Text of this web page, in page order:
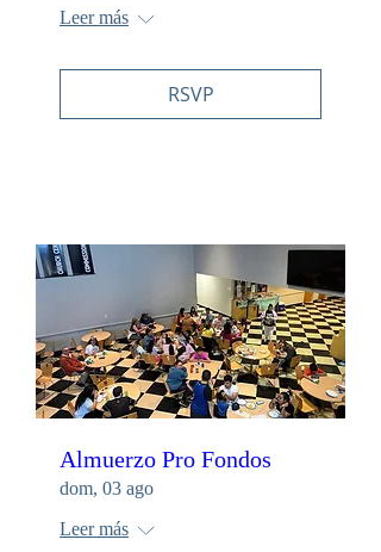
Leer más
RSVP
Almuerzo Pro Fondos
dom, 03 ago
Leer más